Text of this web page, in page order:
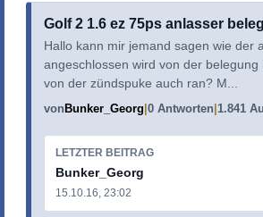
Golf 2 1.6 ez 75ps anlasser
Hallo kann mir jemand sagen wie der
angeschlossen wird von der belegung
von der zündspuke auch ran? M...
vonBunker_Georg 0 Antworten 1.841
LETZTER BEITRAG
Bunker_Georg
15.10.16, 23:02